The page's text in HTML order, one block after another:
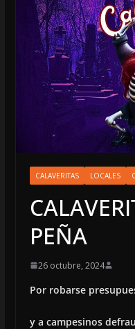
CALAVERITAS LOCALES
PEÑA
26 octubre, 2024
Por robarse
y a campesinos